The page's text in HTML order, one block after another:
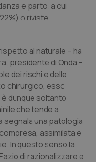
Ulcerosa
e parto, a cui
o riviste
al naturale – ha
presidente di Onda –
dei rischi e delle
chirurgico, esso
dunque soltanto
che tende a
segnala una patologia
assimilata e
In questo senso la
di razionalizzare e